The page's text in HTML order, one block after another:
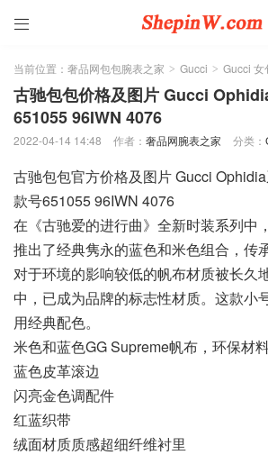

当前位置： 奢品网包包腕表之家 > Gucci > Gucci 女
古驰包包价格及图片 Gucci
651055 96IWN 4076
2022-04-14 14:48 作者： 奢品网腕表之家 分类：
古驰包包官方价格及图片 Gucci
款号651055 96IWN 4076
在《古驰爱的进行曲》全新时装系列中
推出了经典隽永的蓝色和米色组合，传
对于环境的影响较低的帆布材质被长久
中，已成为品牌的标志性材质。这款小
用经典配色。
米色和蓝色GG Supreme帆布，环保材
蓝色皮革滚边
闪亮金色调配件
红蓝织带
绒面材质质感超细纤维衬里